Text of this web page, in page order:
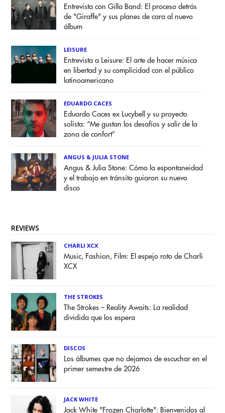
Entrevista con Gilla Band: El proceso detrás
de "Giraffe" y sus planes de cara al nuevo
álbum
LEISURE
Entrevista a Leisure: El arte de hacer música
en libertad y su complicidad con el público
latinoamericano
EDUARDO CACES
Eduardo Caces ex Lucybell y su proyecto
solista: “Me gustan los desafíos y salir de la
zona de confort”
ANGUS & JULIA STONE
Angus & Julia Stone: Cómo la espontaneidad
y el trabajo en tránsito guiaron su nuevo
disco
REVIEWS
CHARLI XCX
Music, Fashion, Film: El espejo roto de Charli
XCX
THE STROKES
The Strokes – Reality Awaits: La realidad
dividida que los espera
DISCOS
Los álbumes que no dejamos de escuchar en el
primer semestre de 2026
JACK WHITE
Jack White "Frozen Charlotte": Bienvenidos al